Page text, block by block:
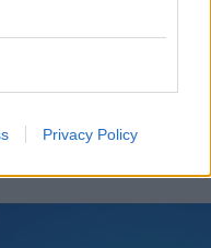
Privacy Policy
στην Κρήτη:
«πόσο;»